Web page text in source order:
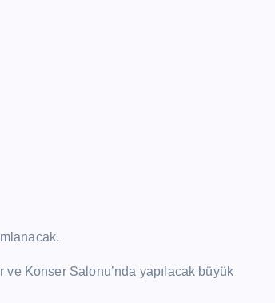
Konser Salonu’nda yapılacak büyük